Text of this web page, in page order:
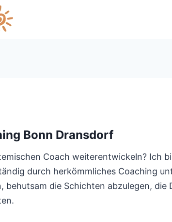
Bonn Dransdorf
Coach weiterentwickeln? Ich
durch herkömmliches Coaching
behutsam die Schichten abzulegen,